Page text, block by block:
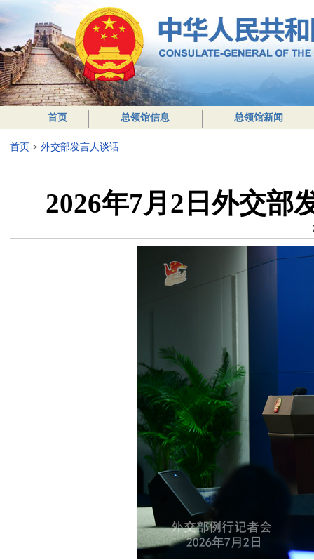
首页 总领馆信息 总领馆新闻
首页 > 外交部发言人谈话
2026年7月2日外交部